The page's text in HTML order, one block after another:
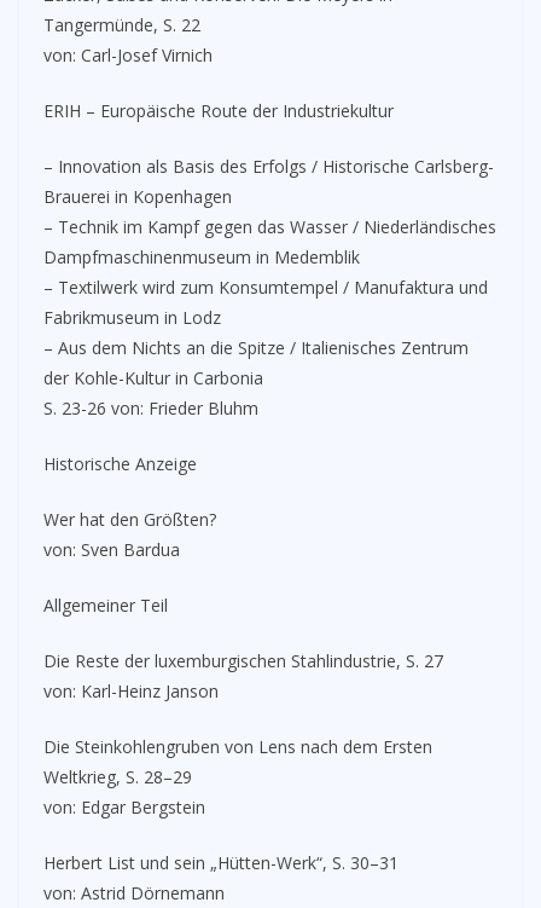
Tangermünde, S. 22
von: Carl-Josef Virnich
ERIH – Europäische Route der Industriekultur
– Innovation als Basis des Erfolgs / Historische Carlsberg-
Brauerei in Kopenhagen
– Technik im Kampf gegen das Wasser / Niederländisches
Dampfmaschinenmuseum in Medemblik
– Textilwerk wird zum Konsumtempel / Manufaktura und
Fabrikmuseum in Lodz
– Aus dem Nichts an die Spitze / Italienisches Zentrum
der Kohle-Kultur in Carbonia
S. 23-26 von: Frieder Bluhm
Historische Anzeige
Wer hat den Größten?
von: Sven Bardua
Allgemeiner Teil
Die Reste der luxemburgischen Stahlindustrie, S. 27
von: Karl-Heinz Janson
Die Steinkohlengruben von Lens nach dem Ersten
Weltkrieg, S. 28–29
von: Edgar Bergstein
Herbert List und sein „Hütten-Werk“, S. 30–31
von: Astrid Dörnemann